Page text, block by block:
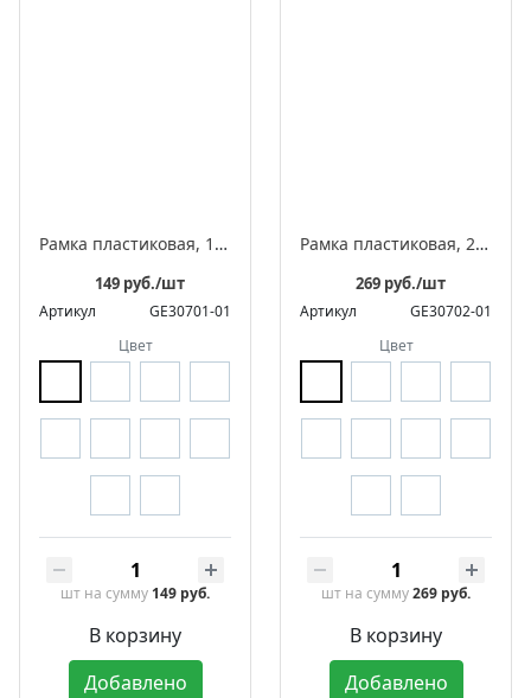
Рамка пластиковая, 1-местная, серия «Усадьба»
149 руб./шт
Артикул
GE30701-01
Цвет
шт на сумму 149 руб.
В корзину
Добавлено
Рамка пластиковая, 2-местная, серия «Усадьба»
269 руб./шт
Артикул
GE30702-01
Цвет
шт на сумму269 руб.
В корзину
Добавлено